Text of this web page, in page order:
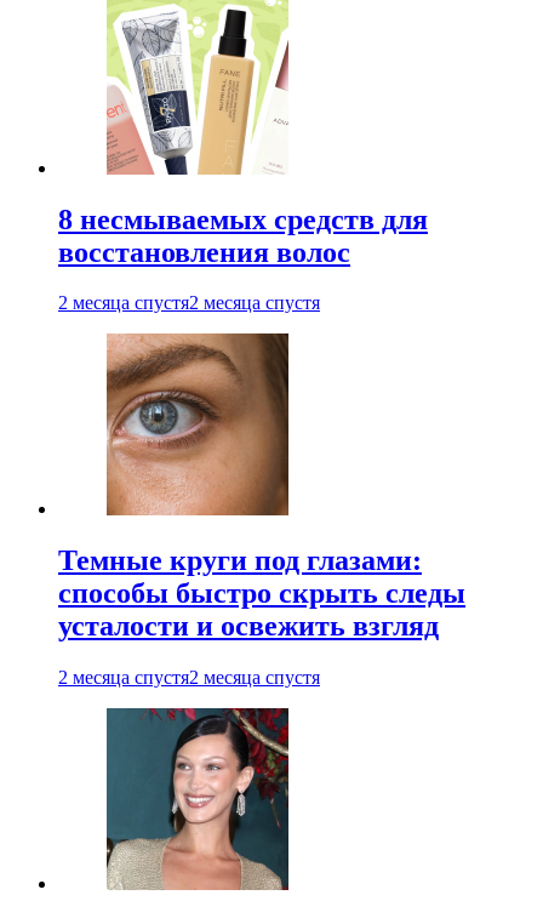
8 несмываемых средств для
восстановления волос
2 месяца спустя2 месяца спустя
Темные круги под глазами:
способы быстро скрыть следы
усталости и освежить взгляд
2 месяца спустя2 месяца спустя